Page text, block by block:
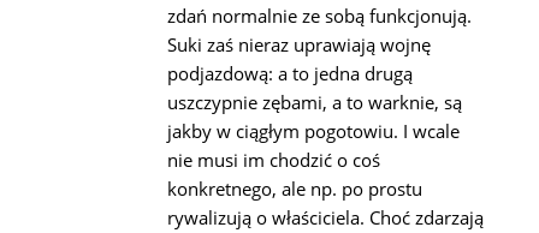
zdań normalnie ze sobą funkcjonują.
Suki zaś nieraz uprawiają wojnę
podjazdową: a to jedna drugą
uszczypnie zębami, a to warknie, są
jakby w ciągłym pogotowiu. I wcale
nie musi im chodzić o coś
konkretnego, ale np. po prostu
rywalizują o właściciela. Choć zdarzają